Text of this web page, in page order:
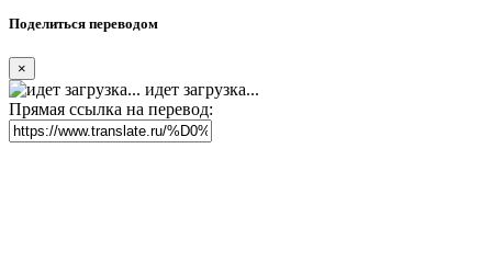
Поделиться переводом
×
идет загрузка...
Прямая ссылка на перевод: